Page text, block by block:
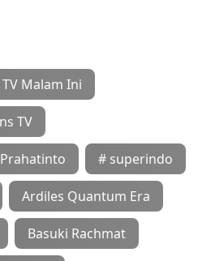
Malam Ini
TV
# superindo
Ardiles Quantum Era
Basuki Rachmat